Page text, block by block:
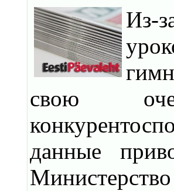
Из-
свою
данные